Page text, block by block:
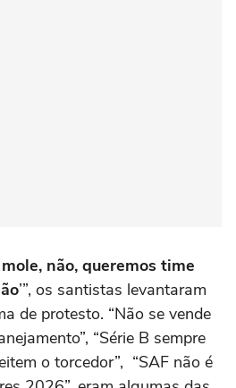
não, queremos time
’”, os santistas levantaram
de protesto. “Não se vende
“Série B sempre
o torcedor”, “SAF não é